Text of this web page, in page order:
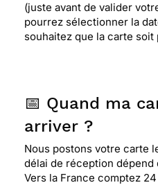
(juste avant de valider
pourrez sélectionner la
souhaitez que la carte soit
📅 Quand ma
arriver ?
Nous postons votre carte
délai de réception dépend
Vers la France comptez